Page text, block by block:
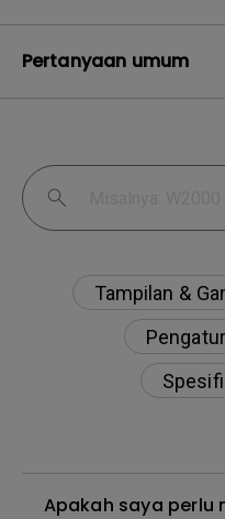
Pertanyaan umum
Tampilan &
Apakah saya perlu